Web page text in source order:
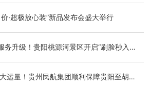
·超极放心装”新品发布会盛大举行
务升级！贵阳桃源河景区开启“刷脸秒入
运量！贵州民航集团顺利保障贵阳至胡